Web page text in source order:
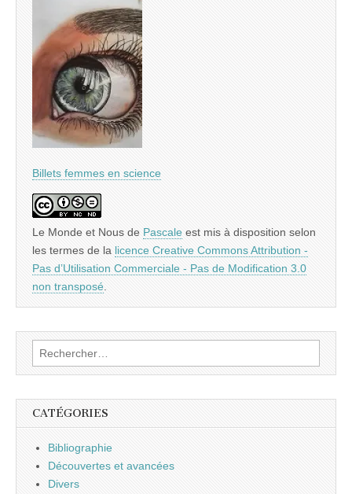
Billets femmes en science
Le Monde et Nous de Pascale est mis à disposition selon
les termes de la licence Creative Commons Attribution -
Pas d’Utilisation Commerciale - Pas de Modification 3.0
non transposé
Rechercher :
CATÉGORIES
Bibliographie
Découvertes et avancées
Divers